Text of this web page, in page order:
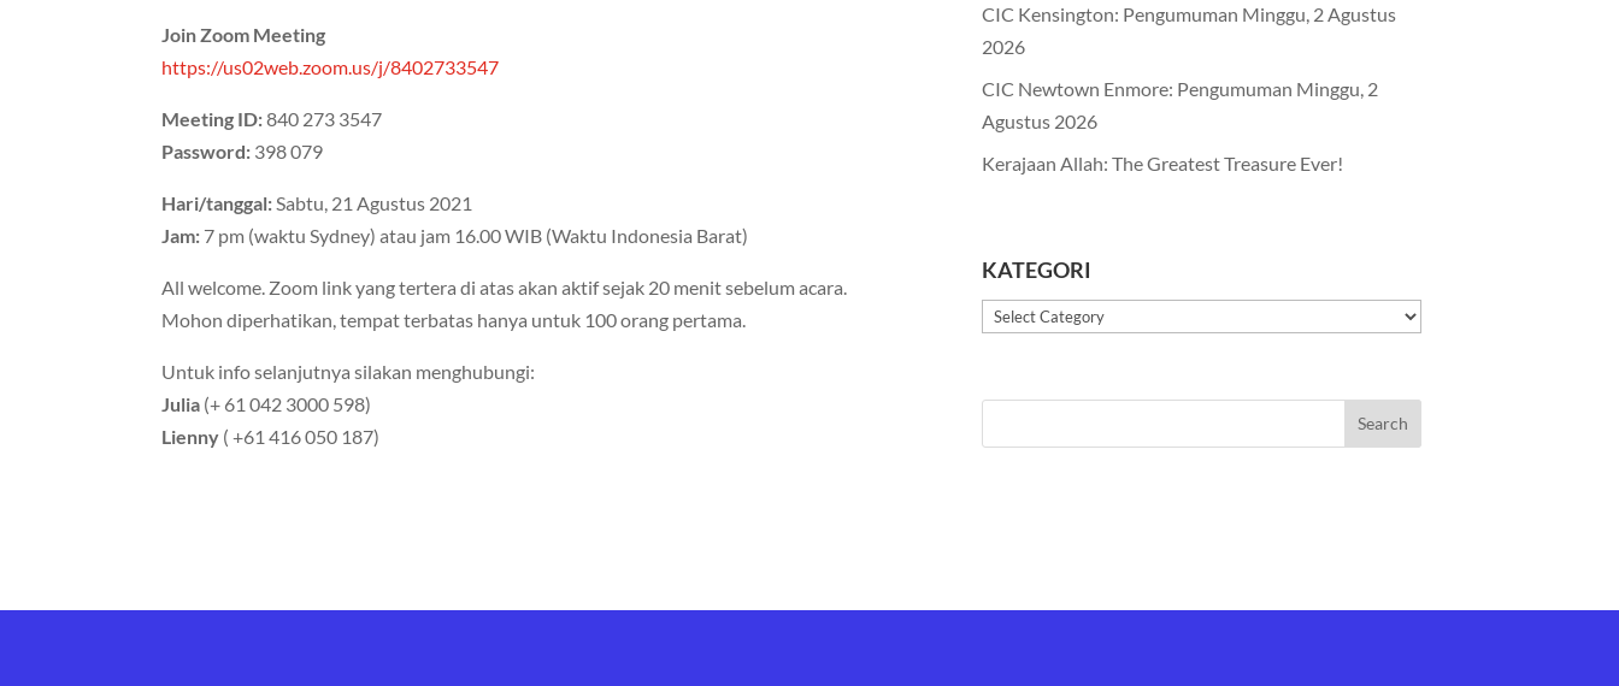
Join Zoom Meeting
https://us02web.zoom.us/j/8402733547
Meeting ID:840 273 3547
Password: 398 079
Hari/tanggal: Sabtu, 21 Agustus 2021
Jam: 7 pm (waktu Sydney) atau jam 16.00 WIB (Waktu Indonesia Barat)
All welcome. Zoom link yang tertera di atas akan aktif sejak 20 menit sebelum acara.
Mohon diperhatikan, tempat terbatas hanya untuk 100 orang pertama.
Untuk info selanjutnya silakan menghubungi:
Julia (+ 61 042 3000 598)
Lienny ( +61 416 050 187)
CIC Kensington: Pengumuman Minggu, 2 Agustus
2026
CIC Newtown Enmore: Pengumuman Minggu, 2
Agustus 2026
Kerajaan Allah: The Greatest Treasure Ever!
KATEGORI
Kategori